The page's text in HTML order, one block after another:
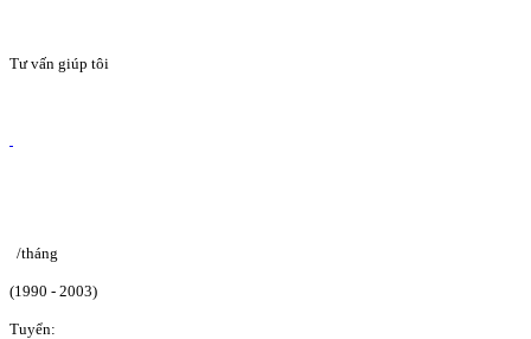
Tư vấn giúp tôi
/tháng
(1990 - 2003)
Tuyển: